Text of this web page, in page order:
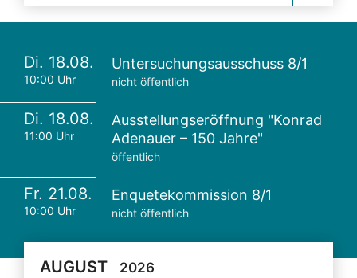
Di. 18.08.
10:00 Uhr
Untersuchungsausschuss 8/1
nicht öffentlich
Di. 18.08.
11:00 Uhr
Ausstellungseröffnung "Konrad
Adenauer – 150 Jahre"
öffentlich
Fr. 21.08.
10:00 Uhr
Enquetekommission 8/1
nicht öffentlich
AUGUST 2026